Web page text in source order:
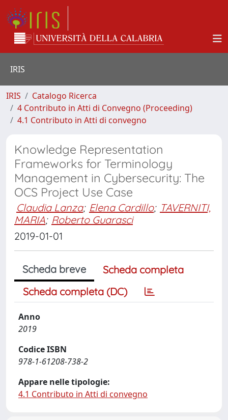
IRIS
IRIS
Catalogo Ricerca
4 Contributo in Atti di Convegno (Proceeding)
4.1 Contributo in Atti di convegno
Knowledge Representation
Frameworks for Terminology
Management in Cybersecurity: The
OCS Project Use Case
Claudia Lanza; Elena Cardillo; TAVERNITI,
MARIA; Roberto Guarasci
2019-01-01
Scheda breve
Scheda completa
Scheda completa (DC)
Anno
2019
Codice ISBN
978-1-61208-738-2
Appare nelle tipologie:
4.1 Contributo in Atti di convegno